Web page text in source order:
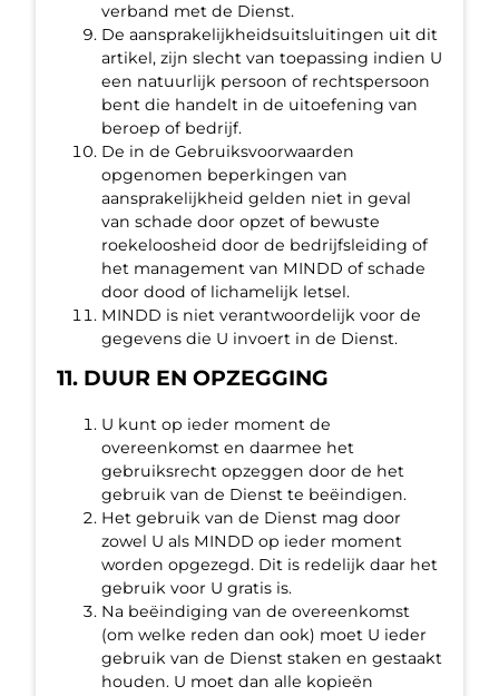
verband met de Dienst.
De aansprakelijkheidsuitsluitingen uit dit
artikel, zijn slecht van toepassing indien U
een natuurlijk persoon of rechtspersoon
bent die handelt in de uitoefening van
beroep of bedrijf.
De in de Gebruiksvoorwaarden
opgenomen beperkingen van
aansprakelijkheid gelden niet in geval
van schade door opzet of bewuste
roekeloosheid door de bedrijfsleiding of
het management van MINDD of schade
door dood of lichamelijk letsel.
MINDD is niet verantwoordelijk voor de
gegevens die U invoert in de Dienst.
11. DUUR EN OPZEGGING
U kunt op ieder moment de
overeenkomst en daarmee het
gebruiksrecht opzeggen door de het
gebruik van de Dienst te beëindigen.
Het gebruik van de Dienst mag door
zowel U als MINDD op ieder moment
worden opgezegd. Dit is redelijk daar het
gebruik voor U gratis is.
Na beëindiging van de overeenkomst
(om welke reden dan ook) moet U ieder
gebruik van de Dienst staken en gestaakt
houden. U moet dan alle kopieën